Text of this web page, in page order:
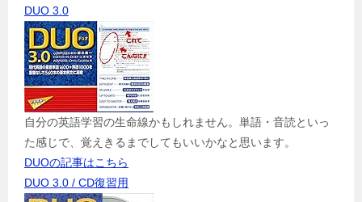
DUO 3.0
自分の英語学習の生命線かもしれません。単語・音読といっ
た感じで、覚えきるまでしてもいいかなと思います。
DUOの記事はこちら
DUO 3.0 / CD復習用